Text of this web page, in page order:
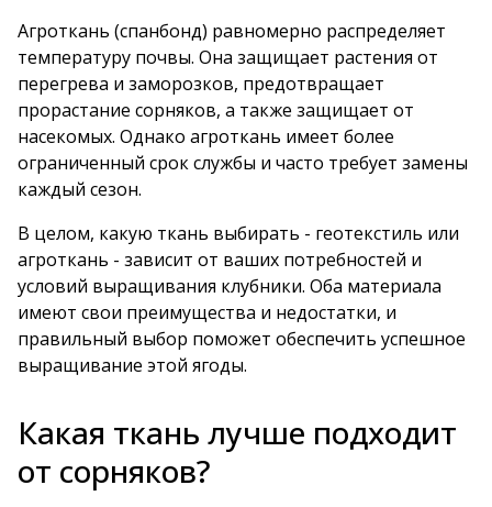
Агроткань (спанбонд) равномерно распределяет
температуру почвы. Она защищает растения от
перегрева и заморозков, предотвращает
прорастание сорняков, а также защищает от
насекомых. Однако агроткань имеет более
ограниченный срок службы и часто требует замены
каждый сезон.
В целом, какую ткань выбирать - геотекстиль или
агроткань - зависит от ваших потребностей и
условий выращивания клубники. Оба материала
имеют свои преимущества и недостатки, и
правильный выбор поможет обеспечить успешное
выращивание этой ягоды.
Какая ткань лучше подходит
от сорняков?